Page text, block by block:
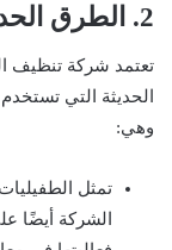
2. الطرق الحديثة
تعتمد شركة تنظيف
الحديثة التي
وهي:
تمثل
الشركة أيضًا